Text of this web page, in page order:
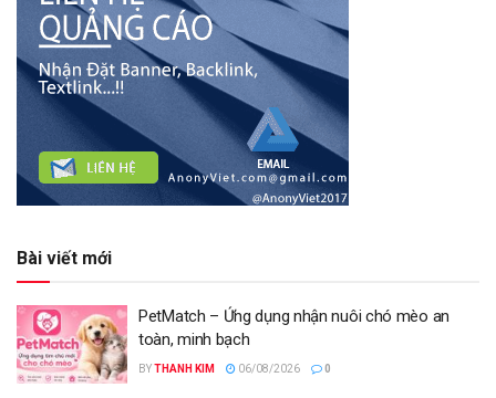
Bài viết mới
PetMatch – Ứng dụng nhận nuôi chó mèo an
toàn, minh bạch
BYTHANH KIM 06/08/2026 0